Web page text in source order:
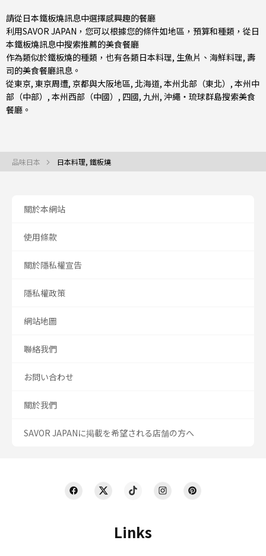
請從日本鐵板燒訊息中選擇感興趣的餐廳
利用SAVOR JAPAN，您可以根據您的條件如地區，預算和種類，從日
本鐵板燒訊息中搜索推薦的美食餐廳
作為類似於鐵板燒的種類，也有各類日本料理, 生魚片、海鮮料理, 壽
司的美食餐廳訊息。
從東京, 東京周遭, 京都與大阪地區, 北海道, 本州北部（東北） , 本州中
部（中部） , 本州西部（中國） , 四國, 九州, 沖繩・琉球群島搜索美食
餐廳。
品味日本 日本料理, 鐵板燒
Links
關於本網站
使用條款
關於隱私權宣告
隱私權政策
網站地圖
聯絡我們
お問い合わせ
關於我們
SAVOR JAPANに掲載を希望される店舗の方へ